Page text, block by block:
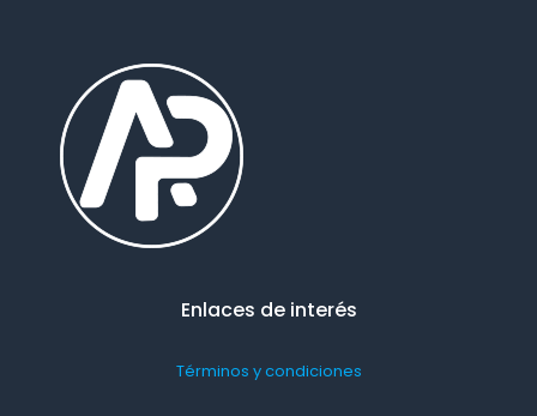
Enlaces de interés
Términos y condiciones